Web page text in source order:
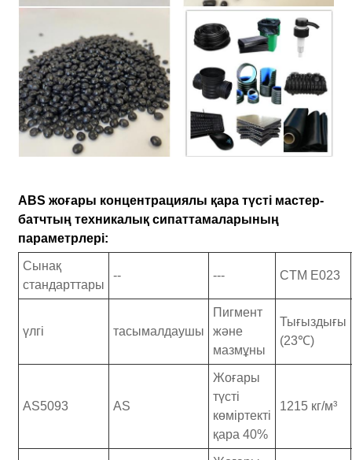
ABS жоғары концентрациялы қара түсті мастер-
батчтың техникалық сипаттамаларының
параметрлері:
Сынақ
стандарттары
-- --- CTM E023
үлгі тасымалдаушы
Пигмент
және
мазмұны
Тығыздығы
(23℃)
AS5093 AS
Жоғары
түсті
көміртекті
қара 40%
1215 кг/м³